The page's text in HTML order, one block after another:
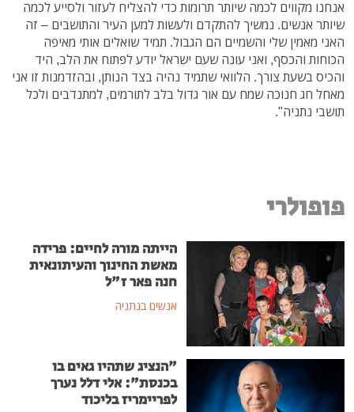
אנחנו מקווים לכמה שיותר תרומות כדי להצליח לעזור ולסייע לכמה
שיותר אנשים. נמשיך להתקדם ולעשות למען העיר והתושבים – זה
האני מאמין שלי והשמיים הם הגבול. תמיד שואלים אותי מאיפה
הכוחות והכסף, ואני עונה שעם ישראל יודע לפתוח את הלב, היד
והכיס בשעת צורך. הלוואי שתמיד נהיה בצד הנותן, ובהזדמנות זו אני
מאחל חג חנוכה שמח עם אור גדול בלב לתורמים, למתנדבים ולכל
תושבי נתניה".
פופולרי
הייתה מורה לחיים: פרידה
מאשת החינוך והעיתונאית
חנה פאר ז"ל
אנשים בנתניה
"הנציג שתהיו גאים בו
בכנסת": אלי דלל נערך
לפריימריז בליכוד